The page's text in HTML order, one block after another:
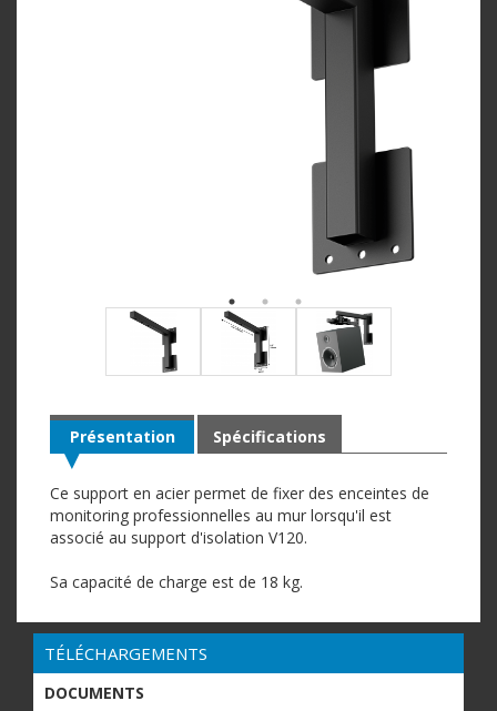
Présentation
Ce support en acier permet de fixer des enceintes de
monitoring professionnelles au mur lorsqu'il est
associé au support d'isolation V120.
Sa capacité de charge est de 18 kg.
Spécifications
TÉLÉCHARGEMENTS
DOCUMENTS